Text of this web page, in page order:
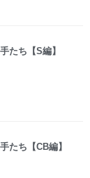
たち【S編】
たち【CB編】